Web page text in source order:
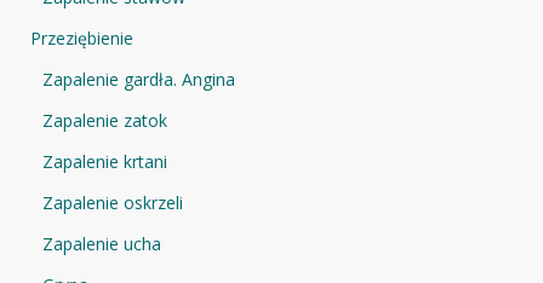
Przeziębienie
Zapalenie gardła. Angina
Zapalenie zatok
Zapalenie krtani
Zapalenie oskrzeli
Zapalenie ucha